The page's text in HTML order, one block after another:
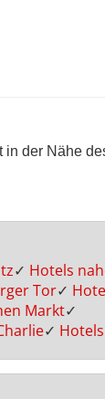
der Nähe
✓ Hotels
Tor✓
Markt✓
✓